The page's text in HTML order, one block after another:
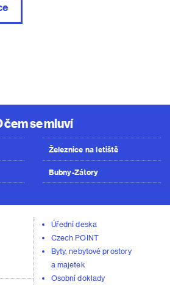
čem se mluví
Železnice na letiště
Bubny-Zátory
Úřední deska
Czech POINT
Byty, nebytové prostory
a majetek
Osobní doklady